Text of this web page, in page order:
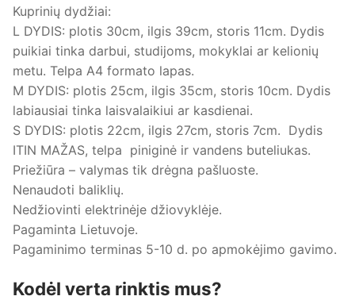
Kuprinių dydžiai:
L DYDIS: plotis 30cm, ilgis 39cm, storis 11cm. Dydis
puikiai tinka darbui, studijoms, mokyklai ar kelionių
metu. Telpa A4 formato lapas.
M DYDIS: plotis 25cm, ilgis 35cm, storis 10cm. Dydis
labiausiai tinka laisvalaikiui ar kasdienai.
S DYDIS: plotis 22cm, ilgis 27cm, storis 7cm. Dydis
ITIN MAŽAS, telpa piniginė ir vandens buteliukas.
Priežiūra – valymas tik drėgna pašluoste.
Nenaudoti baliklių.
Nedžiovinti elektrinėje džiovyklėje.
Pagaminta Lietuvoje.
Pagaminimo terminas 5-10 d. po apmokėjimo gavimo.
Kodėl verta rinktis mus?